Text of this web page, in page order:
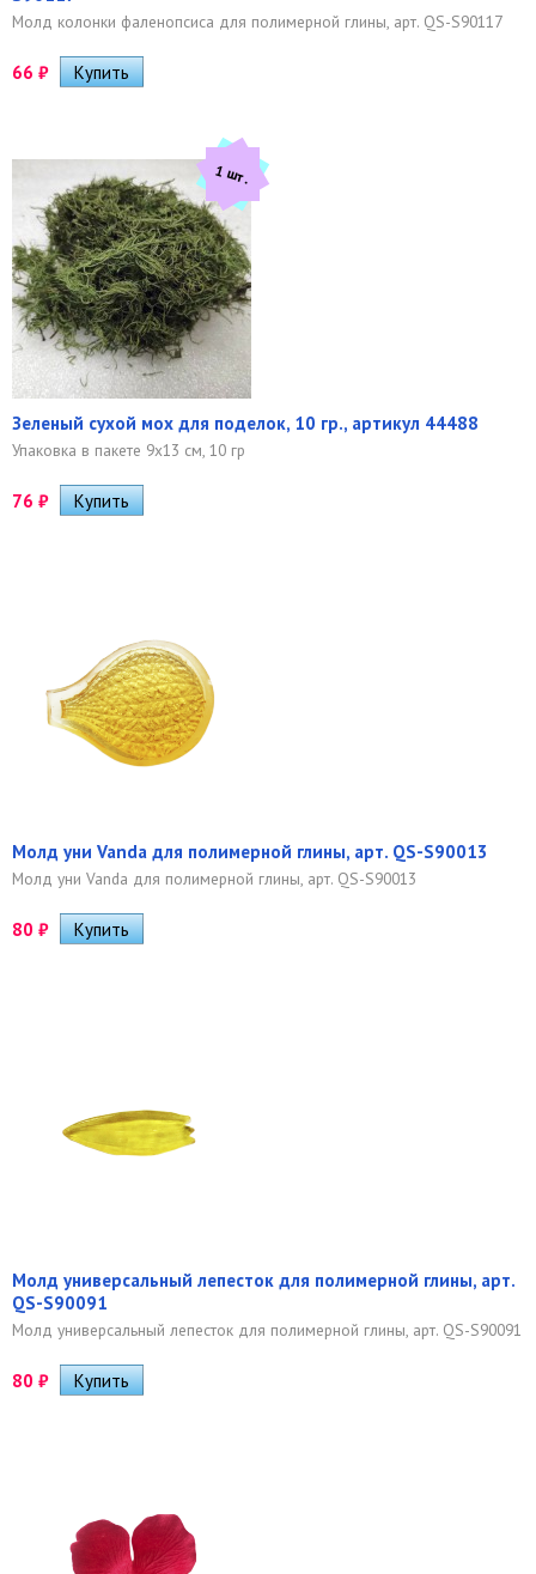
Молд колонки фаленопсиса для полимерной глины, арт. QS-S90117
66 ₽
1 шт.
Зеленый сухой мох для поделок, 10 гр., артикул 44488
Упаковка в пакете 9х13 см, 10 гр
76 ₽
Молд уни Vanda для полимерной глины, арт. QS-S90013
Молд уни Vanda для полимерной глины, арт. QS-S90013
80 ₽
Молд универсальный лепесток для полимерной глины, арт.
QS-S90091
Молд универсальный лепесток для полимерной глины, арт. QS-S90091
80 ₽